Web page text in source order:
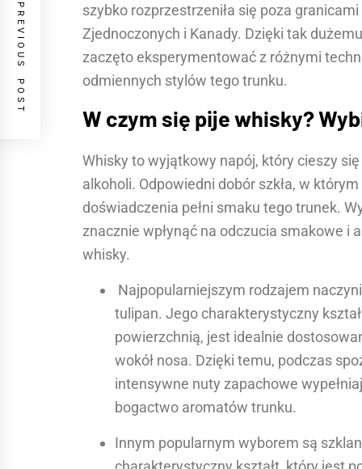
szybko rozprzestrzeniła się poza
Zjednoczonych i Kanady. Dzięki tak
zaczęto eksperymentować z różnymi
odmiennych stylów tego trunku.
W czym się pije whisky?
Whisky to wyjątkowy napój, który cieszy
alkoholi. Odpowiedni dobór szkła, w
doświadczenia pełni smaku tego trunek.
znacznie wpłynąć na odczucia smakowe
whisky.
Najpopularniejszym rodzajem
tulipan. Jego charakterystyczny
powierzchnią, jest idealnie
wokół nosa. Dzięki temu, podczas
intensywne nuty zapachowe
bogactwo aromatów trunku.
Innym popularnym wyborem są
PREVIOUS POST